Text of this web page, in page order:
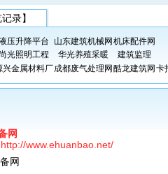
录】
压升降平台 山东建筑机械网 机床配件网
光照明工程
华光养殖采暖
建筑监理
兴金属材料厂成都废气处理网 酷龙建筑网 卡
网
http://www.ehuanbao.net/
网